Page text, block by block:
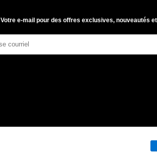
Votre e-mail pour des offres exclusives, nouveautés